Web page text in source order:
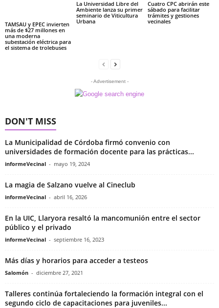
TAMSAU y EPEC invierten
más de $27 millones en
una moderna
subestación eléctrica para
el sistema de trolebuses
La Universidad Libre del
Ambiente lanza su primer
seminario de Viticultura
Urbana
Cuatro CPC abrirán este
sábado para facilitar
trámites y gestiones
vecinales
- Advertisement -
DON'T MISS
La Municipalidad de Córdoba firmó convenio con
universidades de formación docente para las prácticas...
informeVecinal - mayo 19, 2024
La magia de Salzano vuelve al Cineclub
informeVecinal - abril 16, 2026
En la UIC, Llaryora resaltó la mancomunión entre el sector
público y el privado
informeVecinal - septiembre 16, 2023
Más días y horarios para acceder a testeos
Salomón - diciembre 27, 2021
Talleres continúa fortaleciendo la formación integral con el
segundo ciclo de capacitaciones para juveniles...